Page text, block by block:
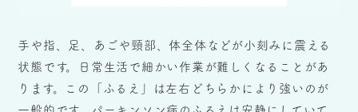
手や指、足、あごや頸部、体全体などが小刻みに震える
状態です。日常生活で細かい作業が難しくなることがあ
ります。この「ふるえ」は左右どちらかにより強いのが